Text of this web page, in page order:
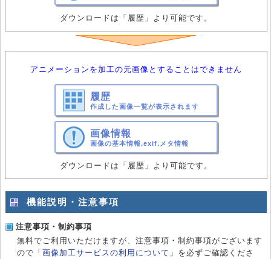
ダウンロードは「履歴」より可能です。
アニメーションを加工の元画像とすることはできません
履歴
作成した画像一覧が表示されます
画像情報
画像の基本情報,exif,メタ情報
ダウンロードは「履歴」より可能です。
機能説明・注意事項
注意事項・制約事項
無料でご利用いただけますが、注意事項・制約事項がございます
ので「 画像加工サービスの利用について 」を必ずご確認くださ